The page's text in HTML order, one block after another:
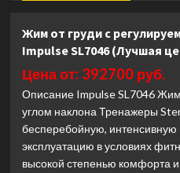
тяга
(со
свободными
рукоятками)
Smith
Fitness
Excellence
SH029
Жим от груди с
Impulse SL7046 (Лучшая
Цена от: 392700 руб.
Описание Impulse SL7046
углом наклона Тренажеры
бесперебойную,
эксплуатацию в условиях
высокой степенью комфорта